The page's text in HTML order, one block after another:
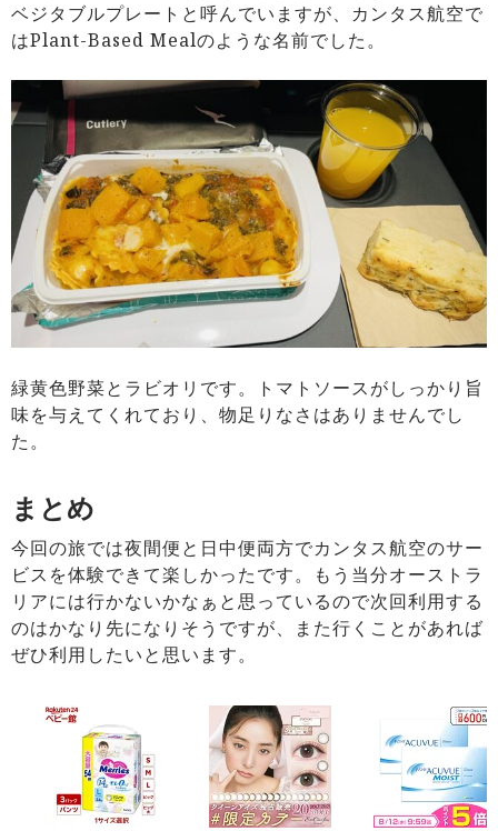
ベジタブルプレートと呼んでいますが、カンタス航空で
はPlant-Based Mealのような名前でした。
緑黄色野菜とラビオリです。トマトソースがしっかり旨
味を与えてくれており、物足りなさはありませんでし
た。
まとめ
今回の旅では夜間便と日中便両方でカンタス航空のサー
ビスを体験できて楽しかったです。もう当分オーストラ
リアには行かないかなぁと思っているので次回利用する
のはかなり先になりそうですが、また行くことがあれば
ぜひ利用したいと思います。